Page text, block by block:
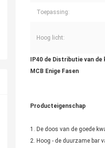
Toepassing:
Hoog licht:
IP40 de Distributie van
MCB Enige Fasen
Producteigenschap
1. De doos van de goede
2. Hoog - de duurzame bar